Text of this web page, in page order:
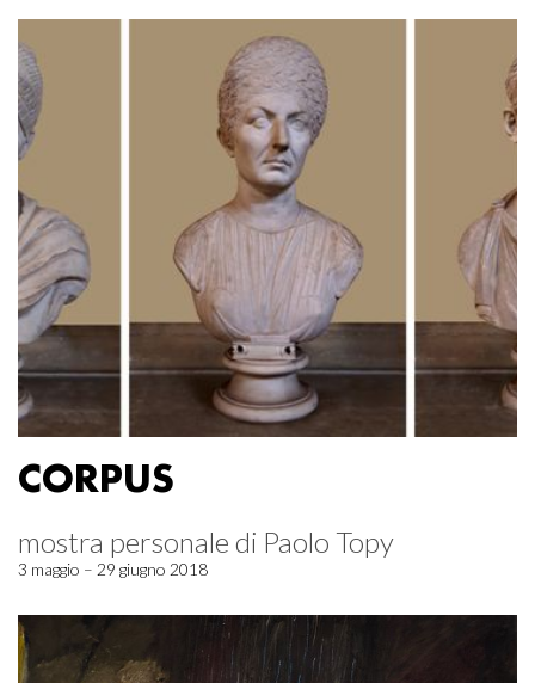
CORPUS
mostra personale di Paolo Topy
3 maggio – 29 giugno 2018